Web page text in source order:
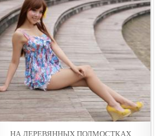
НА ДЕРЕВЯННЫХ ПОДМОСТКАХ